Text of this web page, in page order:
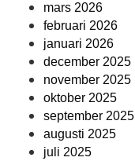
mars 2026
februari 2026
januari 2026
december 2025
november 2025
oktober 2025
september 2025
augusti 2025
juli 2025